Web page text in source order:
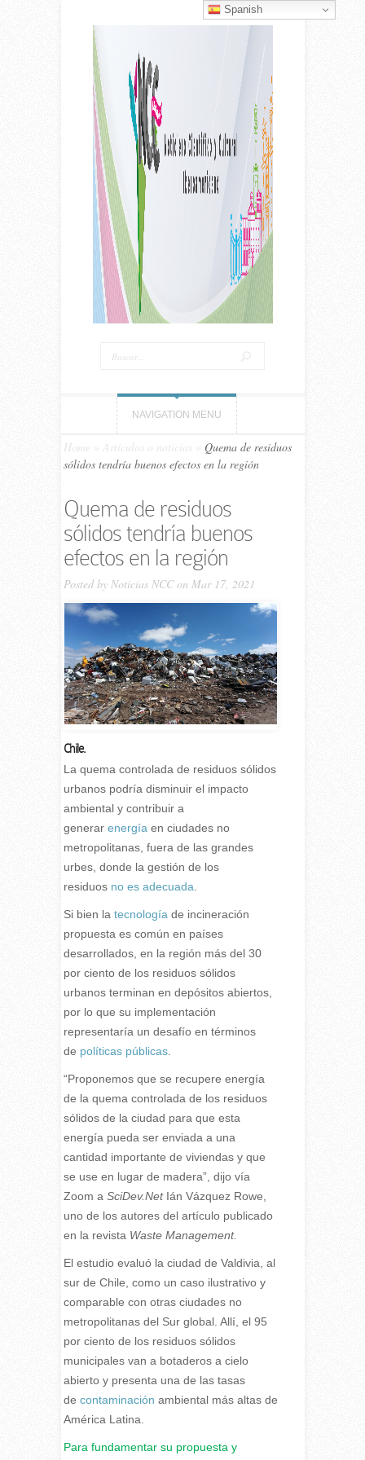
NAVIGATION MENU
Home Artículos o noticias
Quema de residuos
sólidos tendría buenos efectos en la región
Quema de residuos
sólidos tendría buenos
efectos en la región
Posted by Noticias NCCon Mar 17, 2021
Chile.
La quema controlada de residuos sólidos
urbanos podría disminuir el impacto
ambiental y contribuir a
generar energía en ciudades no
metropolitanas, fuera de las grandes
urbes, donde la gestión de los
residuos no es adecuada
Si bien la tecnología de incineración
propuesta es común en países
desarrollados, en la región más del 30
por ciento de los residuos sólidos
urbanos terminan en depósitos abiertos,
por lo que su implementación
representaría un desafío en términos
de políticas públicas.
“Proponemos que se recupere energía
de la quema controlada de los residuos
sólidos de la ciudad para que esta
energía pueda ser enviada a una
cantidad importante de viviendas y que
se use en lugar de madera”, dijo vía
Zoom a SciDev.Net Ián Vázquez Rowe,
uno de los autores del artículo publicado
en la revista Waste Management.
El estudio evaluó la ciudad de Valdivia, al
sur de Chile, como un caso ilustrativo y
comparable con otras ciudades no
metropolitanas del Sur global. Allí, el 95
por ciento de los residuos sólidos
municipales van a botaderos a cielo
abierto y presenta una de las tasas
de contaminación ambiental más altas de
América Latina.
Para fundamentar su propuesta y
Spanish